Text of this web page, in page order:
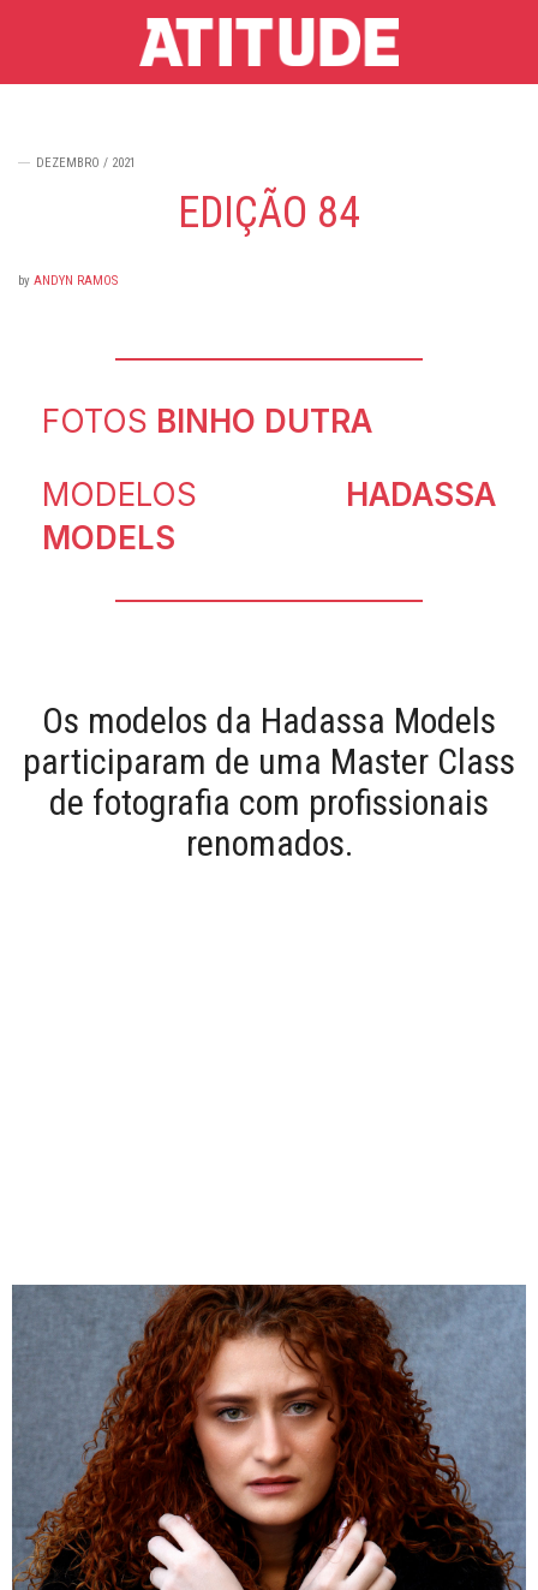
DEZEMBRO / 2021
EDIÇÃO 84
by ANDYN RAMOS
FOTOS BINHO DUTRA
MODELOS HADASSA
MODELS
Os modelos da Hadassa Models
participaram de uma Master Class
de fotografia com profissionais
renomados.